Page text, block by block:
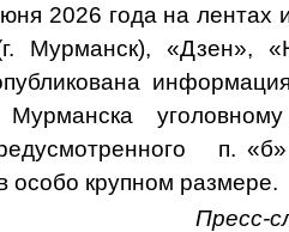
2026 года на лентах
Мурманск), «Дзен»,
Мурманска
п.
особо крупном размере.
Пресс-